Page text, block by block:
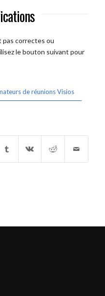
pas correctes ou
le bouton suivant pour
de réunions Visios